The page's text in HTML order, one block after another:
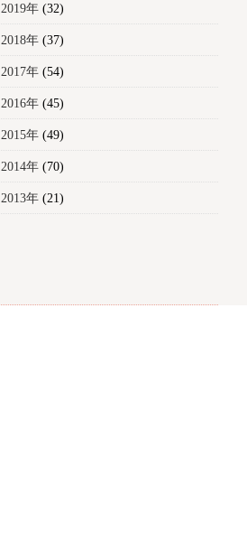
2019年(32)
2018年(37)
2017年(54)
2016年(45)
2015年(49)
2014年(70)
2013年(21)